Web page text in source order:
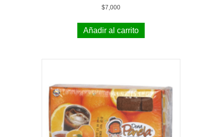
$7,000
Añadir al carrito